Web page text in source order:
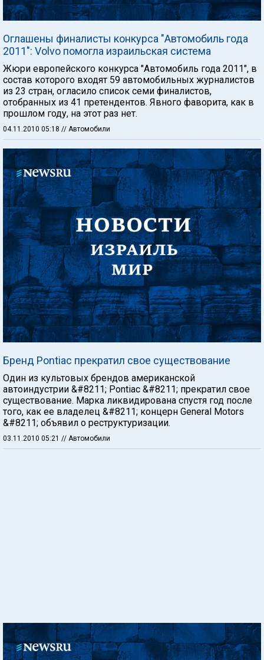
Оглашены финалисты конкурса "Автомобиль года
2011": Volvo помогла израильская система
Жюри европейского конкурса "Автомобиль года 2011", в
состав которого входят 59 автомобильных журналистов
из 23 стран, огласило список семи финалистов,
отобранных из 41 претендентов. Явного фаворита, как в
прошлом году, на этот раз нет.
04.11.2010 05:18 // Автомобили
Бренд Pontiac прекратил свое существование
Один из культовых брендов американской
автоиндустрии &#8211; Pontiac &#8211; прекратил свое
существование. Марка ликвидирована спустя год после
того, как ее владелец &#8211; концерн General Motors
&#8211; объявил о реструктуризации.
03.11.2010 05:21 // Автомобили